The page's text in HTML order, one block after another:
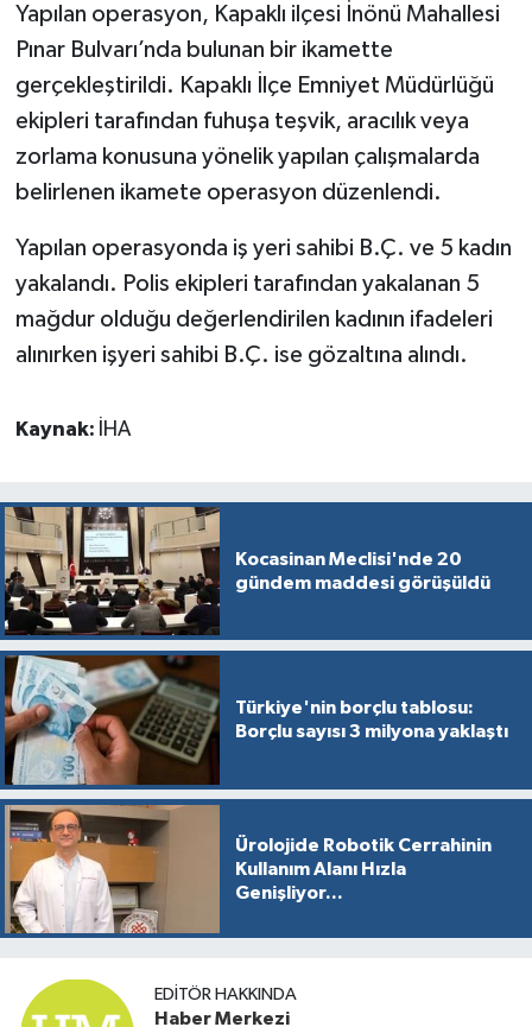
Yapılan operasyon, Kapaklı ilçesi İnönü Mahallesi
Pınar Bulvarı’nda bulunan bir ikamette
gerçekleştirildi. Kapaklı İlçe Emniyet Müdürlüğü
ekipleri tarafından fuhuşa teşvik, aracılık veya
zorlama konusuna yönelik yapılan çalışmalarda
belirlenen ikamete operasyon düzenlendi.
Yapılan operasyonda iş yeri sahibi B.Ç. ve 5 kadın
yakalandı. Polis ekipleri tarafından yakalanan 5
mağdur olduğu değerlendirilen kadının ifadeleri
alınırken işyeri sahibi B.Ç. ise gözaltına alındı.
Kaynak: İHA
Kocasinan Meclisi'nde 20
gündem maddesi görüşüldü
Türkiye'nin borçlu tablosu:
Borçlu sayısı 3 milyona yaklaştı
Ürolojide Robotik Cerrahinin
Kullanım Alanı Hızla
Genişliyor...
EDITÖR HAKKINDA
Haber Merkezi